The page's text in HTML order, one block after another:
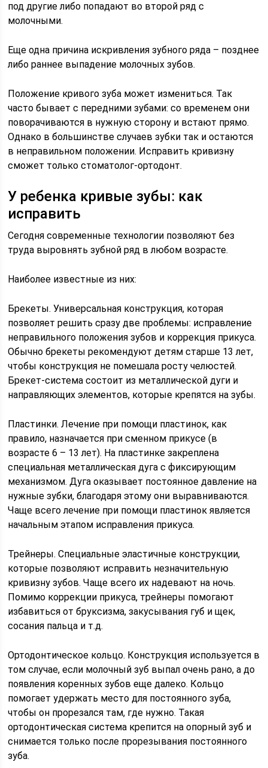
под другие либо попадают во второй ряд с
молочными.
Еще одна причина искривления зубного ряда – позднее
либо раннее выпадение молочных зубов.
Положение кривого зуба может измениться. Так
часто бывает с передними зубами: со временем они
поворачиваются в нужную сторону и встают прямо.
Однако в большинстве случаев зубки так и остаются
в неправильном положении. Исправить кривизну
сможет только стоматолог-ортодонт.
У ребенка кривые зубы: как
исправить
Сегодня современные технологии позволяют без
труда выровнять зубной ряд в любом возрасте.
Наиболее известные из них:
Брекеты. Универсальная конструкция, которая
позволяет решить сразу две проблемы: исправление
неправильного положения зубов и коррекция прикуса.
Обычно брекеты рекомендуют детям старше 13 лет,
чтобы конструкция не помешала росту челюстей.
Брекет-система состоит из металлической дуги и
направляющих элементов, которые крепятся на зубы.
Пластинки. Лечение при помощи пластинок, как
правило, назначается при сменном прикусе (в
возрасте 6 – 13 лет). На пластинке закреплена
специальная металлическая дуга с фиксирующим
механизмом. Дуга оказывает постоянное давление на
нужные зубки, благодаря этому они выравниваются.
Чаще всего лечение при помощи пластинок является
начальным этапом исправления прикуса.
Трейнеры. Специальные эластичные конструкции,
которые позволяют исправить незначительную
кривизну зубов. Чаще всего их надевают на ночь.
Помимо коррекции прикуса, трейнеры помогают
избавиться от бруксизма, закусывания губ и щек,
сосания пальца и т.д.
Ортодонтическое кольцо. Конструкция используется в
том случае, если молочный зуб выпал очень рано, а до
появления коренных зубов еще далеко. Кольцо
помогает удержать место для постоянного зуба,
чтобы он прорезался там, где нужно. Такая
ортодонтическая система крепится на опорный зуб и
снимается только после прорезывания постоянного
зуба.